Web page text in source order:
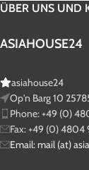
ÜBER UNS UND
ASIAHOUSE24
asiahouse24
Op'n Barg 10
Phone: +49 (0)
Fax: +49 (0) 4804
Email: mail (at)